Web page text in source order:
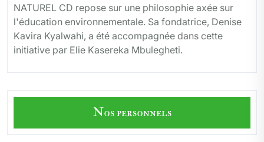
NATUREL CD repose sur une philosophie axée sur
l'éducation environnementale. Sa fondatrice, Denise
Kavira Kyalwahi, a été accompagnée dans cette
initiative par Elie Kasereka Mbulegheti.
Nos personnels